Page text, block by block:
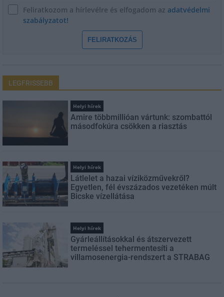
Feliratkozom a hírlevélre és elfogadom az adatvédelmi
szabályzatot!
FELIRATKOZÁS
LEGFRISSEBB
Helyi hírek
Amire többmillióan vártunk: szombattól
másodfokúra csökken a riasztás
Helyi hírek
Látlelet a hazai víziközművekről?
Egyetlen, fél évszázados vezetéken múlt
Bicske vízellátása
Helyi hírek
Gyárleállításokkal és átszervezett
termeléssel tehermentesíti a
villamosenergia-rendszert a STRABAG